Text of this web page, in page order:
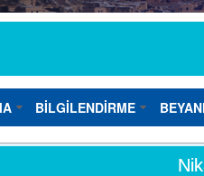
BİLGİLENDİRME